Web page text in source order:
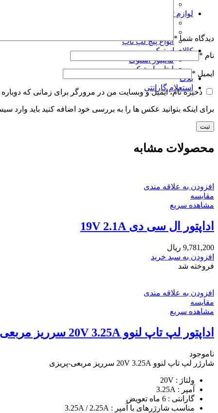
لوازم تعمیرات
انواع پیچ لپ تاپ
کالای استوک
مانیتور استوک
لپتاپ استوک
بلاگ
استعلام گارانتی
دیدگاه شما *
نام *
ایمیل *
ذخیره نام، ایمیل و وبسایت من در مرورگر برای زمانی که
برای اینکه بتوانید عکس ها را به بررسی خود اضافه کنید باید وارد
محصولات مشابه
افزودن به علاقه مندی
مقایسه
مشاهده سریع
اداپتور ال سی دی 19V 2.1A
9,781,200 ریال
افزودن به سبد خرید
فروخته شد
افزودن به علاقه مندی
مقایسه
مشاهده سریع
اداپتور لپ تاپ لنوو 20V 3.25A سرریز مربعی-پریزی
ناموجود
شارژر لپ تاپ لنوو 20V 3.25A سرریز مربعی-پریزی
ولتاژ : 20V
آمپر : 3.25A
گارانتی : 6 ماه تعویض
مناسب شارژرهای با آمپر : 3.25A / 2.25A